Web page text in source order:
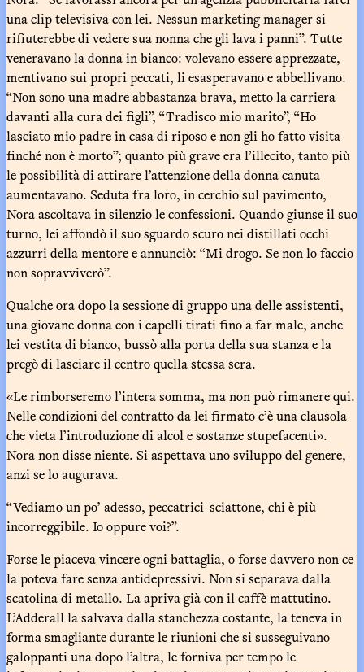
una clip televisiva con lei. Nessun marketing manager si
rifiuterebbe di vedere sua nonna che gli lava i panni”. Tutte
veneravano la donna in bianco: volevano essere apprezzate,
mentivano sui propri peccati, li esasperavano e abbellivano.
“Non sono una madre abbastanza brava, metto la carriera
davanti alla cura dei figli”, “Tradisco mio marito”, “Ho
lasciato mio padre in casa di riposo e non gli ho fatto visita
finché non è morto”; quanto più grave era l’illecito, tanto più
le possibilità di attirare l’attenzione della donna canuta
aumentavano. Seduta fra loro, in cerchio sul pavimento,
Nora ascoltava in silenzio le confessioni. Quando giunse il suo
turno, lei affondò il suo sguardo scuro nei distillati occhi
azzurri della mentore e annunciò: “Mi drogo. Se non lo faccio
non sopravviverò”.
Qualche ora dopo la sessione di gruppo una delle assistenti,
una giovane donna con i capelli tirati fino a far male, anche
lei vestita di bianco, bussò alla porta della sua stanza e la
pregò di lasciare il centro quella stessa sera.
«Le rimborseremo l’intera somma, ma non può rimanere qui.
Nelle condizioni del contratto da lei firmato c’è una clausola
che vieta l’introduzione di alcol e sostanze stupefacenti».
Nora non disse niente. Si aspettava uno sviluppo del genere,
anzi se lo augurava.
“Vediamo un po’ adesso, peccatrici-sciattone, chi è più
incorreggibile. Io oppure voi?”.
Forse le piaceva vincere ogni battaglia, o forse davvero non ce
la poteva fare senza antidepressivi. Non si separava dalla
scatolina di metallo. La apriva già con il caffè mattutino.
L’Adderall la salvava dalla stanchezza costante, la teneva in
forma smagliante durante le riunioni che si susseguivano
galoppanti una dopo l’altra, le forniva per tempo le